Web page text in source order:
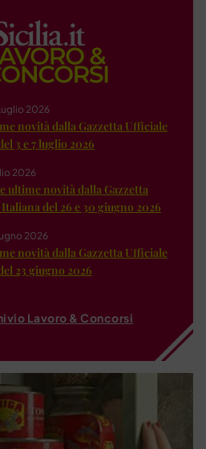
2026
novità dalla Gazzetta Ufficiale
3 e 7 luglio 2026
2026
ultime novità dalla Gazzetta
del 26 e 30 giugno 2026
2026
novità dalla Gazzetta Ufficiale
23 giugno 2026
Lavoro & Concorsi